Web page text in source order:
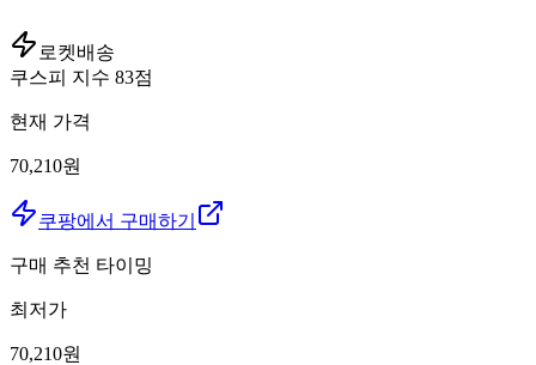
로켓배송
쿠스피 지수 83점
현재 가격
70,210원
쿠팡에서 구매하기
구매 추천 타이밍
최저가
70,210원